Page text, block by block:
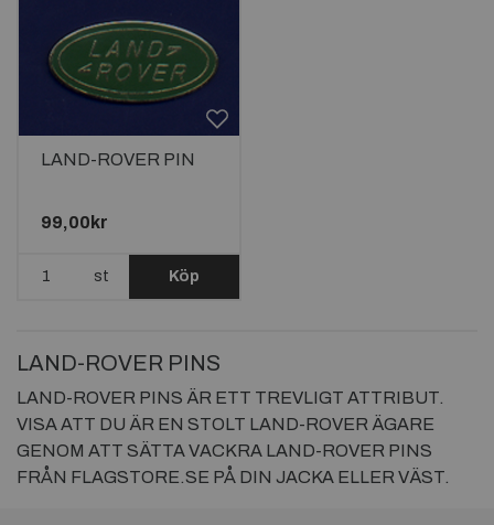
LAND-ROVER PIN
99,00kr
st Köp
LAND-ROVER PINS
LAND-ROVER PINS ÄR ETT TREVLIGT ATTRIBUT.
VISA ATT DU ÄR EN STOLT LAND-ROVER ÄGARE
GENOM ATT SÄTTA VACKRA LAND-ROVER PINS
FRÅN FLAGSTORE.SE PÅ DIN JACKA ELLER VÄST.